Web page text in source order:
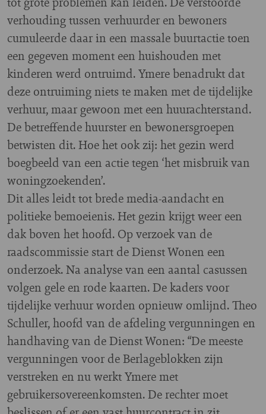
verhouding tussen verhuurder en bewoners
cumuleerde daar in een massale buurtactie toen
een gegeven moment een huishouden met
kinderen werd ontruimd. Ymere benadrukt dat
deze ontruiming niets te maken met de tijdelijke
verhuur, maar gewoon met een huurachterstand.
De betreffende huurster en bewonersgroepen
betwisten dit. Hoe het ook zij: het gezin werd
boegbeeld van een actie tegen ‘het misbruik van
woningzoekenden’.
Dit alles leidt tot brede media-aandacht en
politieke bemoeienis. Het gezin krijgt weer een
dak boven het hoofd. Op verzoek van de
raadscommissie start de Dienst Wonen een
onderzoek. Na analyse van een aantal casussen
volgen gele en rode kaarten. De kaders voor
tijdelijke verhuur worden opnieuw omlijnd. Theo
Schuller, hoofd van de afdeling vergunningen en
handhaving van de Dienst Wonen: “De meeste
vergunningen voor de Berlageblokken zijn
verstreken en nu werkt Ymere met
gebruikersovereenkomsten. De rechter moet